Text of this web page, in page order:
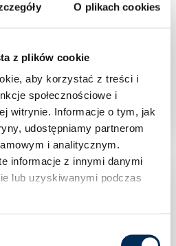
O plikach cookies
z plików cookie
aby korzystać z treści i
społecznościowe i
witrynie. Informacje o tym, jak
udostępniamy partnerom
i analitycznym.
informacje z innymi danymi
lub uzyskiwanymi podczas